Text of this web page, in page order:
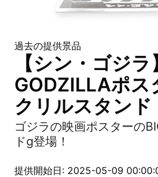
過去の提供景品
【シン・ゴジラ】
GODZILLAポス
クリルスタンド
ゴジラの映画ポスターの
ドg登場！
提供開始日: 2025-05-09